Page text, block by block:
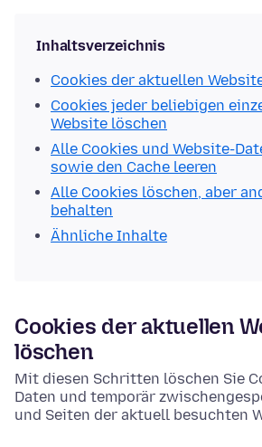
Inhaltsverzeichnis
Cookies der aktuellen
Cookies jeder beliebigen
Website löschen
Alle Cookies und Website-
sowie den Cache leeren
Alle Cookies löschen, aber
behalten
Ähnliche Inhalte
Cookies der aktuellen
löschen
Mit diesen Schritten löschen Sie
Daten und temporär
und Seiten der aktuell besuchten